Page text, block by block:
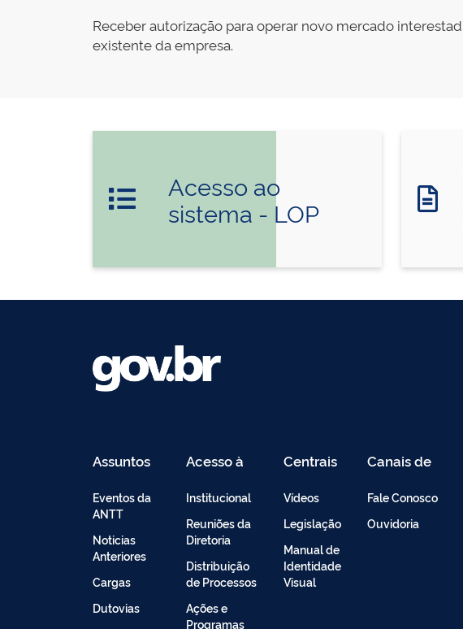
Receber autorização para operar novo mercado
existente da empresa.
Acesso ao
sistema - LOP
Assuntos
Eventos da
ANTT
Noticias
Anteriores
Cargas
Dutovias
Acesso à
Institucional
Reuniões da
Diretoria
Distribuição
de Processos
Ações e
Programas
Centrais
Vídeos
Legislação
Manual de
Identidade
Visual
Canais de
Fale Conosco
Ouvidoria